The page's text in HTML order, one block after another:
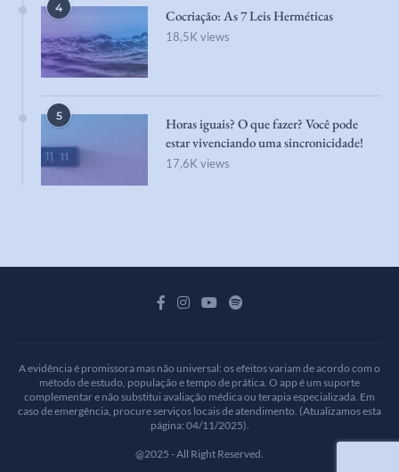
4 Cocriação: As 7 Leis Herméticas
18,5K views
5
Horas iguais? O que fazer? Você pode
estar vivenciando uma sincronicidade!
17,6K views
A evidência é promissora mas não universal: os efeitos variam de acordo com o
método de estudo, população e tempo de prática. O app é um suporte
complementar e não substitui avaliação médica ou terapia especializada. Em
caso de emergência, procure serviços locais de atendimento. (Atualizamos esta
página: 04/11/2025).
@2025 - All Right Reserved.